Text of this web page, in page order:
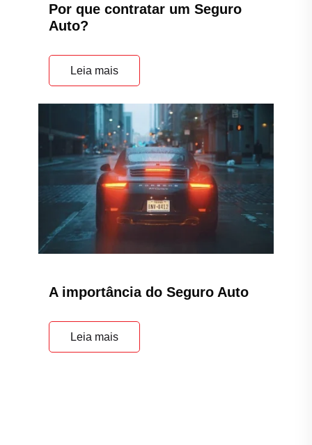
Por que contratar um Seguro
Auto?
Leia mais
A importância do Seguro Auto
Leia mais